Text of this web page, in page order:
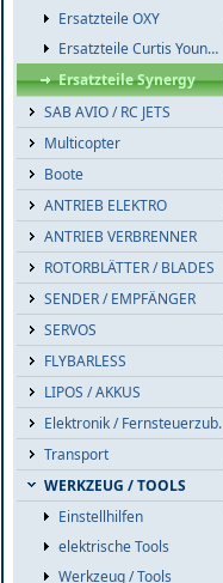
Ersatzteile OXY
Ersatzteile Curtis Youngblood
Ersatzteile Synergy
SAB AVIO / RC JETS
Multicopter
Boote
ANTRIEB ELEKTRO
ANTRIEB VERBRENNER
ROTORBLÄTTER / BLADES
SENDER / EMPFÄNGER
SERVOS
FLYBARLESS
LIPOS / AKKUS
Elektronik / Fernsteuerzub.
Transport
WERKZEUG / TOOLS
Einstellhilfen
elektrische Tools
Werkzeug / Tools